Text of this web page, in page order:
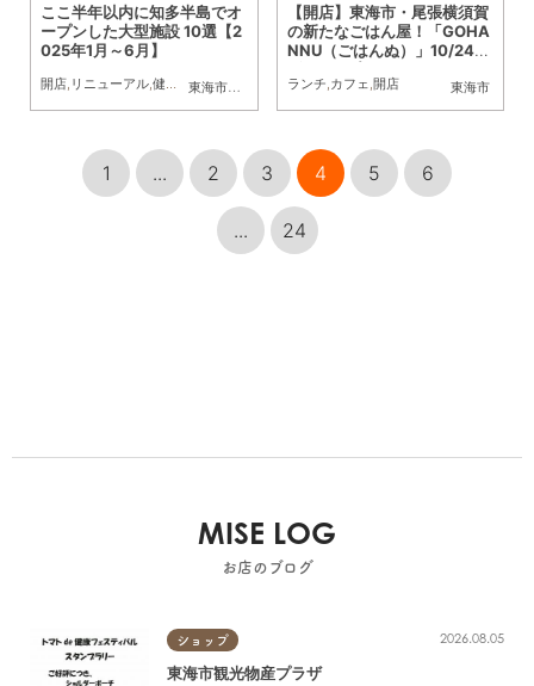
東海市
, 大府市 知多市,半田市 ,常滑市
ここ半年以内に知多半島でオ
ープンした大型施設 10選【2
025年1月～6月】
開店, リニューアル,健康 専門店,映画 まちネタ,まとめ記事,親子 東海市
【開店】東海市・尾張横須賀
の新たなごはん屋！「GOHA
NNU（ごはんぬ）」10/24
ランチ,カフェ,開店
1 ... 2 3 4 5 6
... 24
MISE LOG
お店のブログ
ショップ 2026.08.05
東海市観光物産プラザ